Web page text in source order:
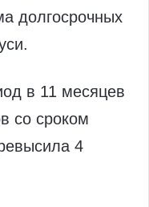
долгосрочных
в 11 месяцев
со сроком
4